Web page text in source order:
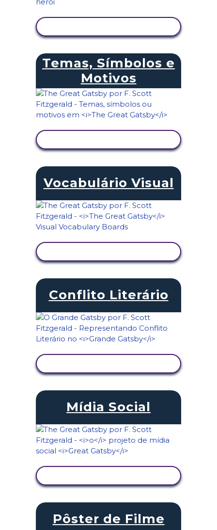
Temas, Símbolos e
Motivos
Vocabulário Visual
Conflito Literário
Mídia Social
Pôster de Filme